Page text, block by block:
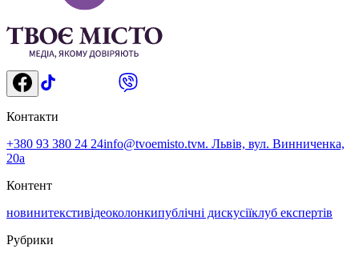
Контакти
+380 93 380 24 24info@tvoemisto.tvм. Львів, вул. Винниченка,
20а
Контент
новинитекстивідеоколонкипублічні дискусіїклуб експертів
Рубрики